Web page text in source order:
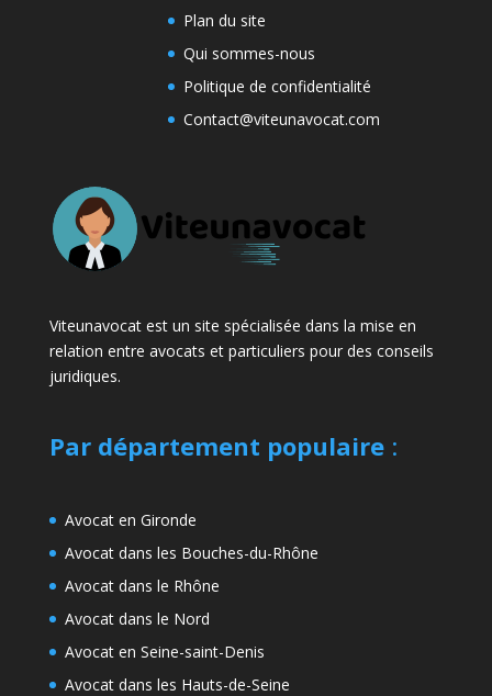
Plan du site
Qui sommes-nous
Politique de confidentialité
Contact@viteunavocat.com
Viteunavocat est un site spécialisée dans la mise en
relation entre avocats et particuliers pour des conseils
juridiques.
Par département populaire:
Avocat en Gironde
Avocat dans les Bouches-du-Rhône
Avocat dans le Rhône
Avocat dans le Nord
Avocat en Seine-saint-Denis
Avocat dans les Hauts-de-Seine